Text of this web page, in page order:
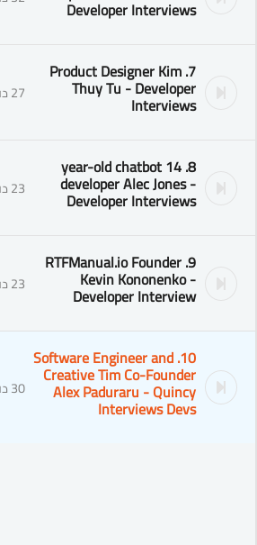
Developer Interviews
7. Product Designer Kim
Thuy Tu - Developer
Interviews 27 دقيقة
8. 14 year-old chatbot
developer Alec Jones -
Developer Interviews 23 دقيقة
9. RTFManual.io Founder
Kevin Kononenko -
Developer Interview 23 دقيقة
10. Software Engineer and
Creative Tim Co-Founder
Alex Paduraru - Quincy
Interviews Devs
30 دقيقة